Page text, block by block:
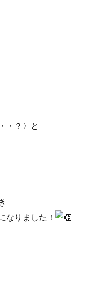
・？〉と
なりました！